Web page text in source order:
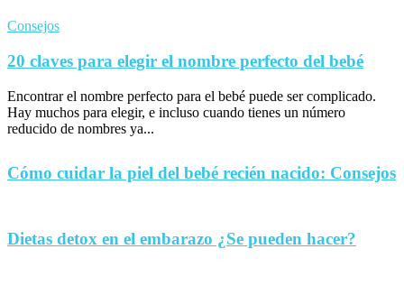
Consejos
20 claves para elegir el nombre perfecto del bebé
Encontrar el nombre perfecto para el bebé puede ser complicado.
Hay muchos para elegir, e incluso cuando tienes un número
reducido de nombres ya...
Cómo cuidar la piel del bebé recién nacido: Consejos
Dietas detox en el embarazo ¿Se pueden hacer?